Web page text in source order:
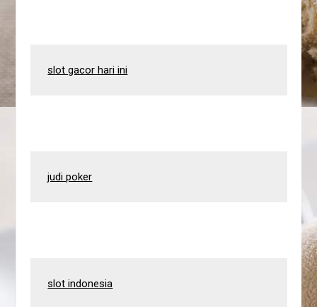
slot gacor hari ini
judi poker
slot indonesia